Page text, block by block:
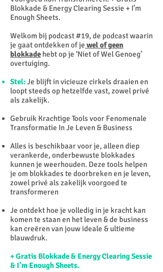
Blokkade & Energy Clearing Sessie + I’m
Enough Sheets.
Welkom bij podcast #19, de podcast waarin
je gaat ontdekken of je wel of geen
blokkade hebt op je ‘Niet of Wel Genoeg’
overtuiging.
Stel:Je blijft in vicieuze cirkels draaien en
loopt steeds op hetzelfde vast, zowel privé
als zakelijk.
Gebruik Krachtige Tools voor Fenomenale
Transformatie In Je Leven & Business
Alles is beschikbaar voor je, alleen diep
verankerde, onderbewuste blokkades
kunnen je weerhouden. Deze tools helpen
je om blokkades te doorbreken en je leven,
zowel privé als zakelijk voorgoed te
transformeren
Je ontdekt hoe je volledig in je kracht kan
komen te staan en het leven & de business
kan creëren van jouw ideale & ultieme
blauwdruk.
+ Gratis Blokkade & Energy Clearing Sessie
& I’m Enough Sheets.